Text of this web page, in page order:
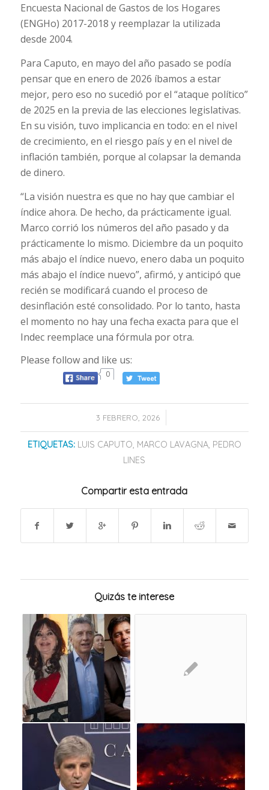
Encuesta Nacional de Gastos de los Hogares
(ENGHo) 2017-2018 y reemplazar la utilizada
desde 2004.
Para Caputo, en mayo del año pasado se podía
pensar que en enero de 2026 íbamos a estar
mejor, pero eso no sucedió por el “ataque político”
de 2025 en la previa de las elecciones legislativas.
En su visión, tuvo implicancia en todo: en el nivel
de crecimiento, en el riesgo país y en el nivel de
inflación también, porque al colapsar la demanda
de dinero.
“La visión nuestra es que no hay que cambiar el
índice ahora. De hecho, da prácticamente igual.
Marco corrió los números del año pasado y da
prácticamente lo mismo. Diciembre da un poquito
más abajo el índice nuevo, enero daba un poquito
más abajo el índice nuevo”, afirmó, y anticipó que
recién se modificará cuando el proceso de
desinflación esté consolidado. Por lo tanto, hasta
el momento no hay una fecha exacta para que el
Indec reemplace una fórmula por otra.
Please follow and like us:
0
3 FEBRERO, 2026
/
ETIQUETAS: LUIS CAPUTO, MARCO LAVAGNA, PEDRO
LINES
Compartir esta entrada
Quizás te interese